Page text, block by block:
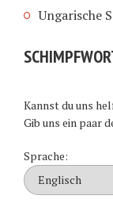
Ungarische
Kannst du uns
Gib uns ein paar
Sprache: